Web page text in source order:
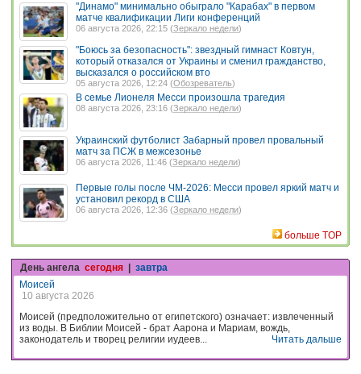
"Динамо" минимально обыграло "Карабах" в первом
матче квалификации Лиги конференций
06 августа 2026, 22:15 (Зеркало недели)
"Боюсь за безопасность": звездный гимнаст Ковтун,
который отказался от Украины и сменил гражданство,
высказался о российском вто
05 августа 2026, 12:24 (Обозреватель)
В семье Лионеля Месси произошла трагедия
08 августа 2026, 23:16 (Зеркало недели)
Украинский футболист Забарный провел провальный
матч за ПСЖ в межсезонье
06 августа 2026, 11:46 (Зеркало недели)
Первые голы после ЧМ-2026: Месси провел яркий матч и
установил рекорд в США
06 августа 2026, 12:36 (Зеркало недели)
больше TOP
День ангела сегодня
завтра
Моисей
10 августа 2026
Моисей (предположительно от египетского) означает: извлеченный
из воды. В Библии Моисей - брат Аарона и Мариам, вождь,
законодатель и творец религии иудеев...
Читать дальше